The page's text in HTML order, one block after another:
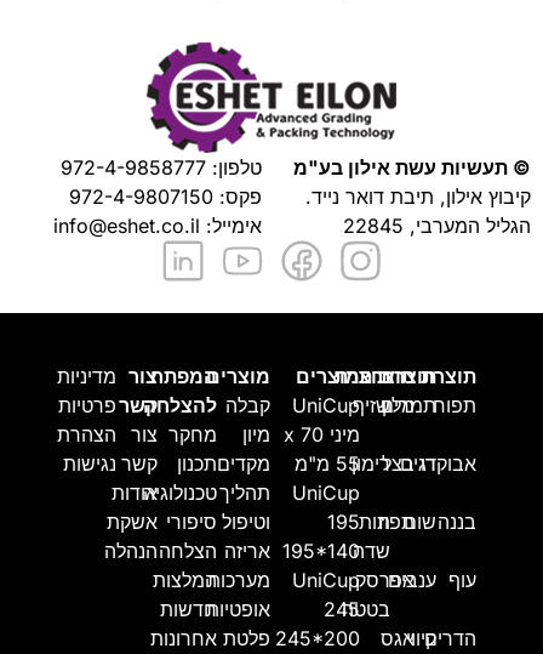
© תעשיות עשת אילון בע"מ
קיבוץ אילון, תיבת דואר נייד.
הגליל המערבי, 22845
טלפון: 972-4-9858777
פקס: 972-4-9807150
אימייל: info@eshet.co.il
תוצרת
תפוח
אבוקדו
בננה
עוף
הדרים
תוצרת
תמרים
דגים
שום
ענבים
קיווי
תוצרת
מלון
בצל
תפוז
אפרסק
אגס
תוצרת
שזיף
רימון
תות
שדה
בטטה
מוצרים
UniCup
מיני 70 x
55 מ"מ
UniCup
195
195*140
UniCup
245
245*200
מוצרים
קבלה
מיון
מקדים
תהליך
וטיפול
אריזה
מערכות
אופטיות
פלטת
המפתח
להצלחה
מחקר
תכנון
טכנולוגיה
סיפורי
הצלחה
המלצות
חדשות
אחרונות
צור
קשר
צור
קשר
אודות
אשקת
הנהלה
מדיניות
פרטיות
הצהרת
נגישות